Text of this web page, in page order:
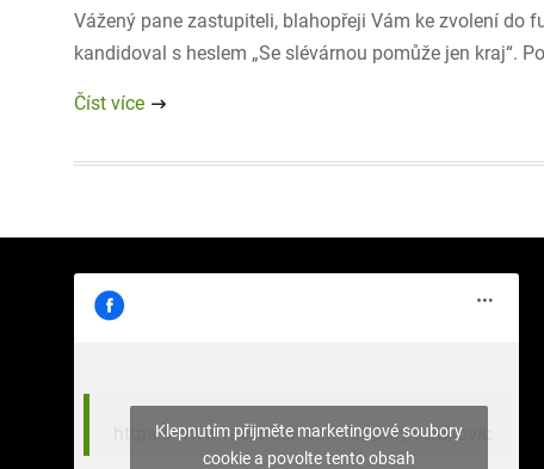
Vážený pane zastupiteli, blahopřeji Vám ke zvolení do
kandidoval s heslem „Se slévárnou pomůže jen kraj“.
Číst více
https://www.facebook.com/stromy.celakovic
Klepnutím přijměte marketingové soubory
cookie a povolte tento obsah